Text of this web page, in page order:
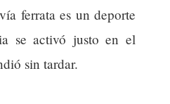
ferrata es un deporte
se activó justo en el
sin tardar.